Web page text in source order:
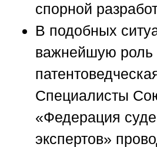
спорной
В подобных
важнейшую роль
Специалисты
«Федерация
экспертов»